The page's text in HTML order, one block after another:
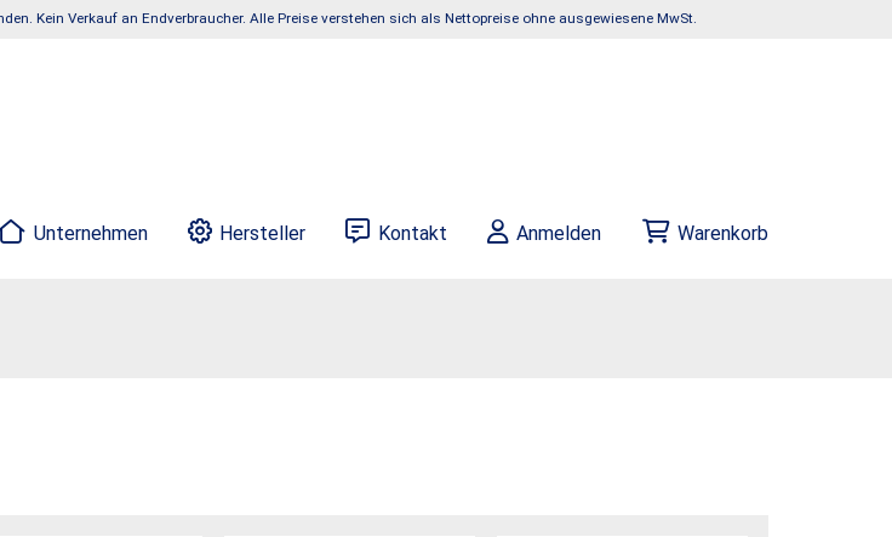
Kein Verkauf an Endverbraucher. Alle Preise verstehen sich als Nettopreise ohne ausgewiesene MwSt.
Unternehmen Hersteller Kontakt Anmelden Warenkorb